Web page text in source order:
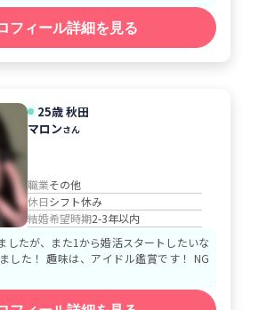
フィール詳細を見る
25歳 秋田
マロンさん
職業その他
休日シフト休み
結婚希望時期2-3年以内
したが、また1から婚活スタートしたいな
した！ 趣味は、アイドル鑑賞です！ NG